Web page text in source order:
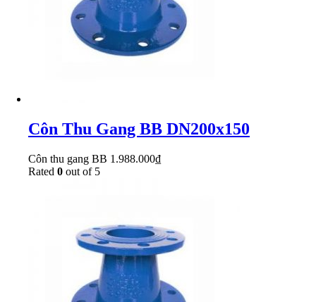
Côn Thu Gang BB DN200x150
Côn thu gang BB 1.988.000₫
Rated 0 out of 5